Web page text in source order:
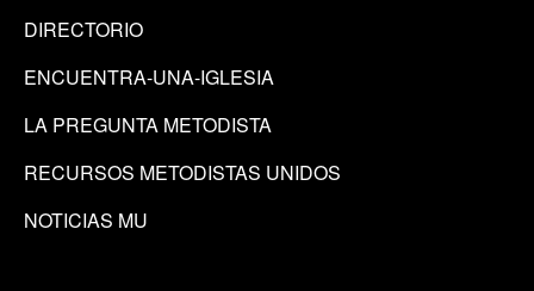
DIRECTORIO
ENCUENTRA-UNA-IGLESIA
LA PREGUNTA METODISTA
RECURSOS METODISTAS UNIDOS
NOTICIAS MU